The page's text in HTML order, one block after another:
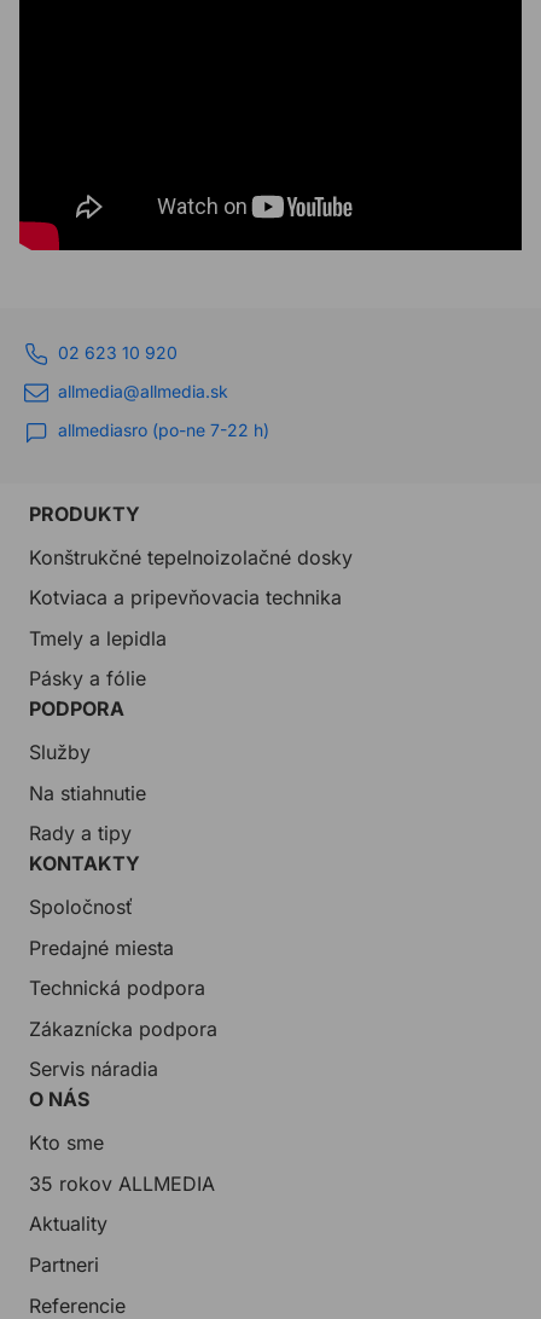
02 623 10 920
allmedia@allmedia.sk
allmediasro (po-ne 7-22 h)
PRODUKTY
Konštrukčné tepelnoizolačné dosky
Kotviaca a pripevňovacia technika
Tmely a lepidla
Pásky a fólie
PODPORA
Služby
Na stiahnutie
Rady a tipy
KONTAKTY
Spoločnosť
Predajné miesta
Technická podpora
Zákaznícka podpora
Servis náradia
O NÁS
Kto sme
35 rokov ALLMEDIA
Aktuality
Partneri
Referencie